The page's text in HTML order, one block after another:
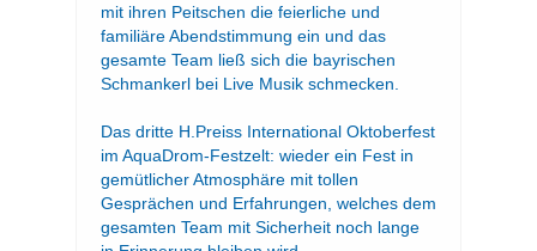
mit ihren Peitschen die feierliche und
familiäre Abendstimmung ein und das
gesamte Team ließ sich die bayrischen
Schmankerl bei Live Musik schmecken.
Das dritte H.Preiss International Oktoberfest
im AquaDrom-Festzelt: wieder ein Fest in
gemütlicher Atmosphäre mit tollen
Gesprächen und Erfahrungen, welches dem
gesamten Team mit Sicherheit noch lange